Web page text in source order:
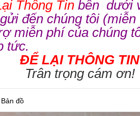
Thông Tin bên dưới
đến chúng tôi
miễn phí của chúng
tức.
ĐỂ LẠI THÔNG TIN
Trân trọng cám ơn!
Bản đồ